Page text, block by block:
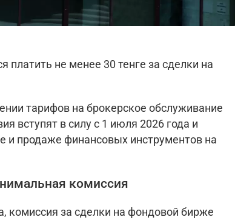
платить не менее 30 тенге за сделки на
тарифов на брокерское обслуживание
вступят в силу с 1 июля 2026 года и
и продаже финансовых инструментов на
комиссия
комиссия за сделки на фондовой бирже